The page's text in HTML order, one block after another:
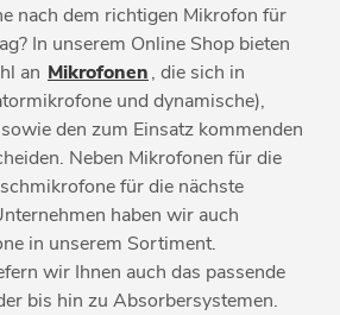
nach dem richtigen Mikrofon für
In unserem Online Shop bieten
an Mikrofonen, die sich in
und dynamische),
den zum Einsatz kommenden
Neben Mikrofonen für die
für die nächste
haben wir auch
in unserem Sortiment.
wir Ihnen auch das passende
bis hin zu Absorbersystemen.